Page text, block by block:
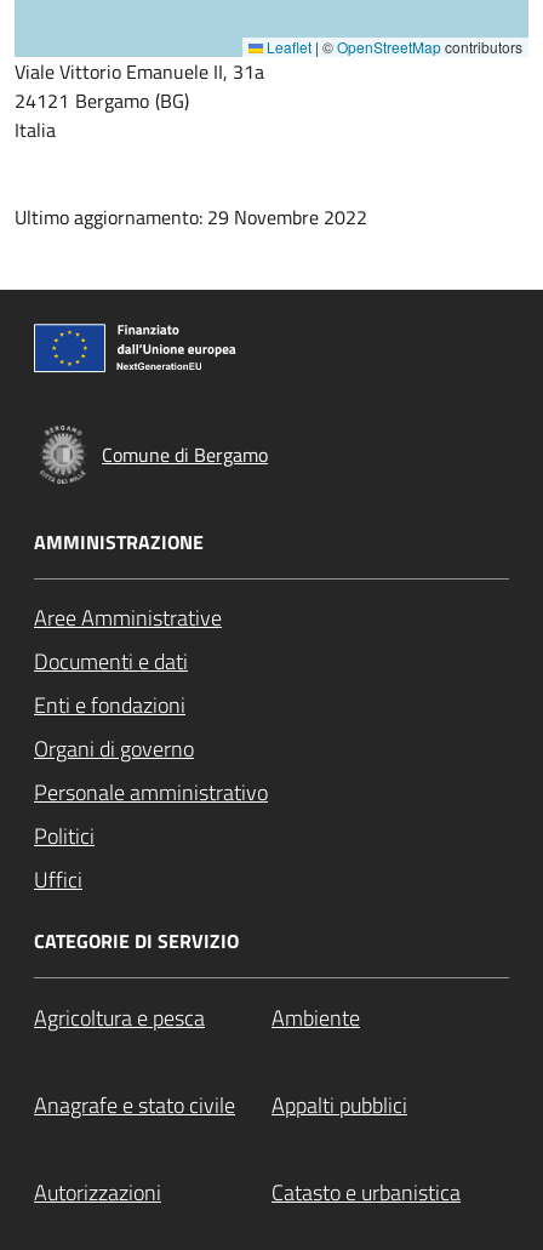
Leaflet | ©OpenStreetMapcontributors
Viale Vittorio Emanuele II, 31a
24121 Bergamo BG
Italia
Ultimo aggiornamento: 29 Novembre 2022
Comune di Bergamo
AMMINISTRAZIONE
Aree Amministrative
Documenti e dati
Enti e fondazioni
Organi di governo
Personale amministrativo
Politici
Uffici
CATEGORIE DI SERVIZIO
Agricoltura e pesca Ambiente
Anagrafe e stato civile Appalti pubblici
Autorizzazioni Catasto e urbanistica